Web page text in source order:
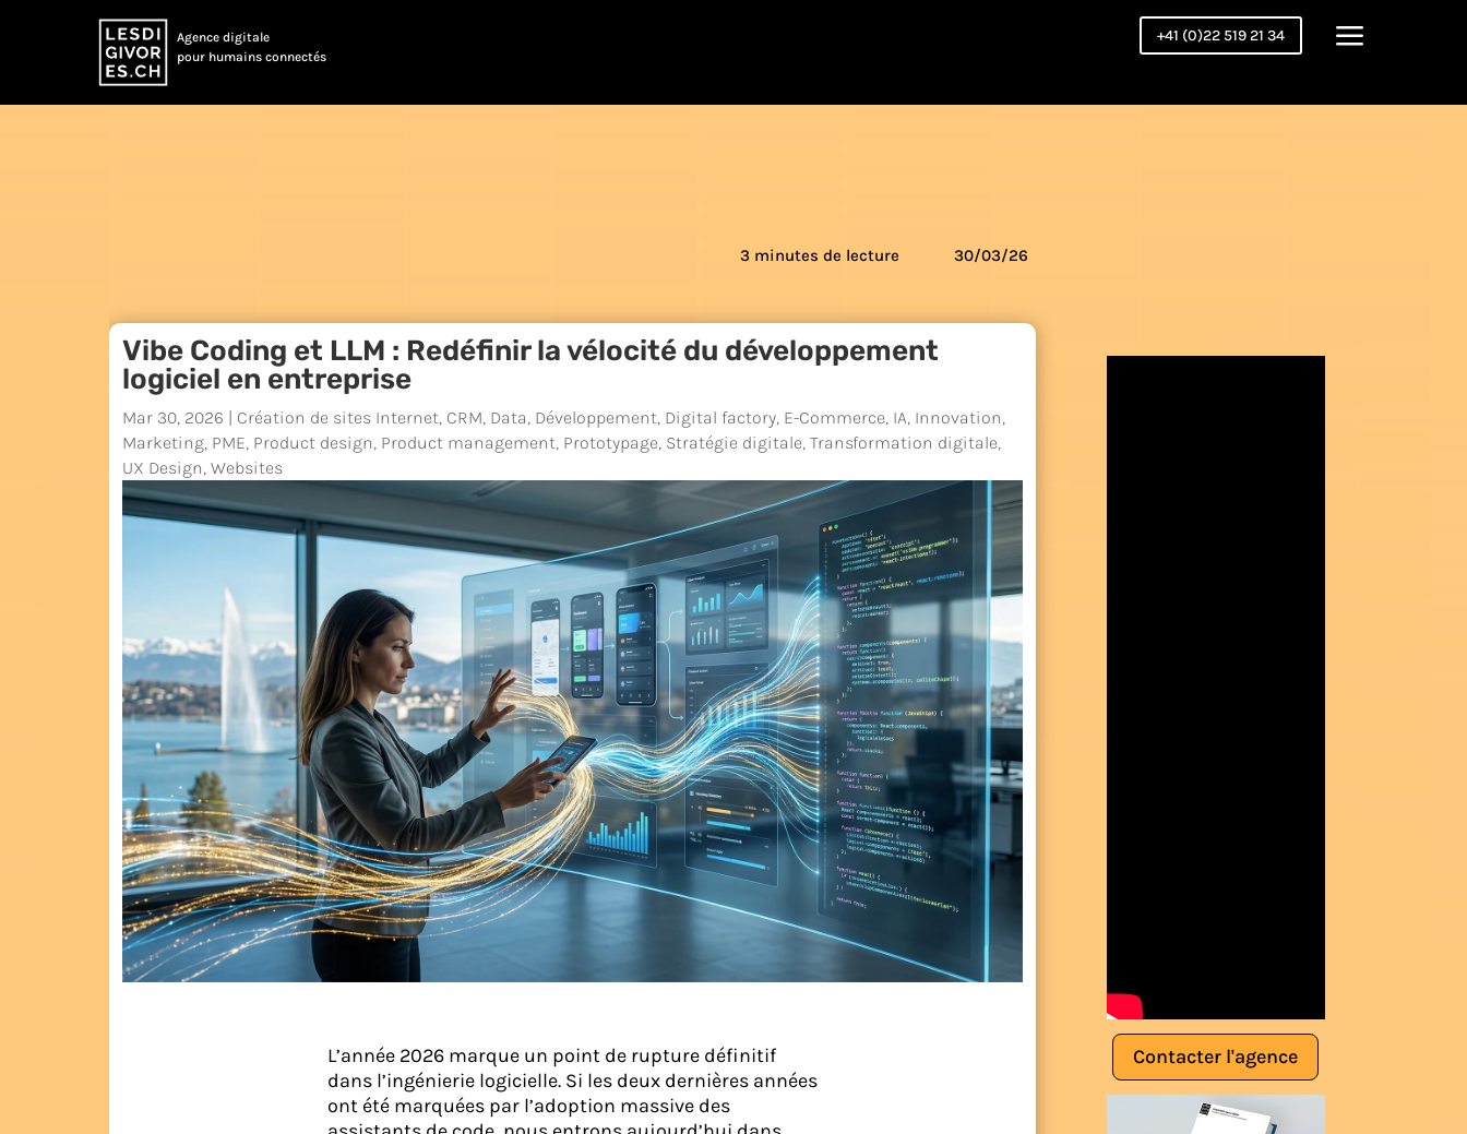
Agence digitale
pour humains connectés
+41 (0)22 519 21 34 a
30/03/26
3 minutes de lecture
Vibe Coding et LLM : Redéfinir la vélocité du développement
logiciel en entreprise
Mar 30, 2026 | Création de sites Internet, CRM, Data, Développement, Digital factory, E-Commerce, IA, Innovation,
Marketing, PME, Product design, Product management, Prototypage, Stratégie digitale, Transformation digitale,
UX Design, Websites
L’année 2026 marque un point de rupture définitif
dans l’ingénierie logicielle. Si les deux dernières années
ont été marquées par l’adoption massive des
Contacter l'agence